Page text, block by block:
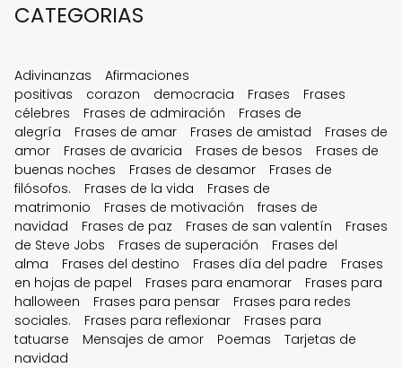
CATEGORIAS
Adivinanzas
Afirmaciones
positivas
corazon democracia Frases
Frases
célebres
Frases de admiración
Frases de
alegría
Frases de amar Frases de amistad
Frases de
amor
Frases de avaricia Frases de besos
Frases de
buenas noches
Frases de desamor
Frases de
filósofos.
Frases de la vida
Frases de
matrimonio
Frases de motivación
frases de
navidad
Frases de paz Frases de san valentín
Frases
de Steve Jobs
Frases de superación
Frases del
alma
Frases del destino Frases día del padre
Frases
en hojas de papel
Frases para enamorar
Frases para
halloween
Frases para pensar
Frases para redes
sociales.
Frases para reflexionar
Frases para
tatuarse
Mensajes de amor Poemas
Tarjetas de
navidad